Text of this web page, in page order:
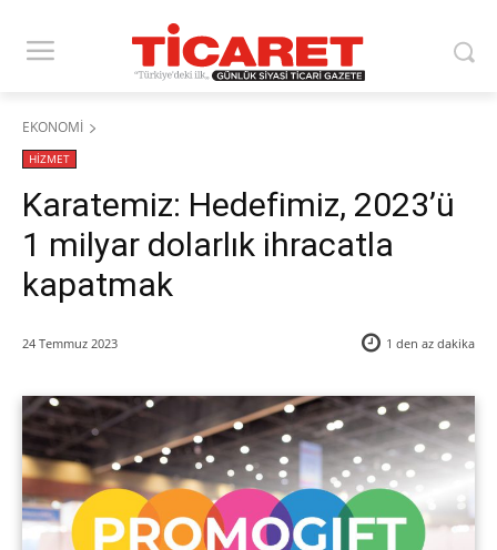
EKONOMİ
HİZMET
Karatemiz: Hedefimiz, 2023’ü
1 milyar dolarlık ihracatla
kapatmak
24 Temmuz 2023 1 den az dakika